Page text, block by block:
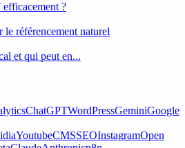
?
le référencement naturel
et qui peut en...
ChatGPTWordPressGeminiGoogle
YoutubeCMSSEOInstagramOpen